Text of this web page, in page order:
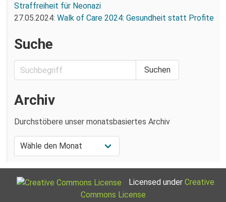
Straffreiheit für Neonazi
27.05.2024: Walk of Care 2024: Gesundheit statt Profite
Suche
Archiv
Durchstöbere unser monatsbasiertes Archiv
Licensed under Creative
Commons License